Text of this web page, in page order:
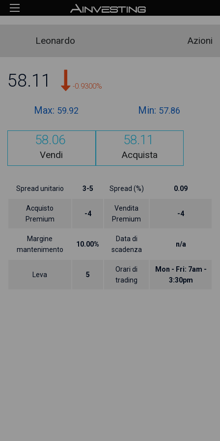
Leonardo Azioni
58.11 -0.9300%
Max: 59.92 Min: 57.86
58.06
Vendi
58.11
Acquista
Spread unitario 3-5 Spread (%) 0.09
Acquisto
Premium
-4
Vendita
Premium
-4
Margine
mantenimento
10.00%
Data di
scadenza
n/a
Leva 5
Orari di
trading
Mon - Fri: 7am -
3:30pm